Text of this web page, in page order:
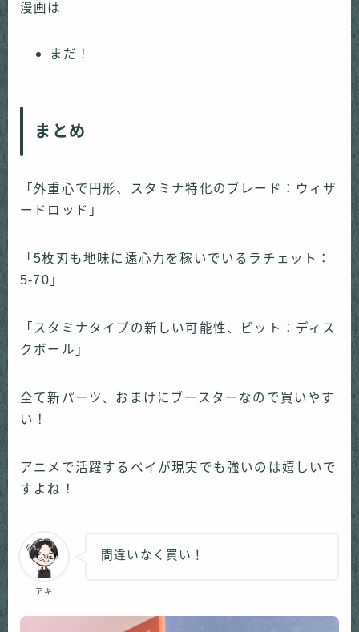
漫画は
まだ！
まとめ
「外重心で円形、スタミナ特化のブレード：ウィザ
ードロッド」
「5枚刃も地味に遠心力を稼いでいるラチェット：
5-70」
「スタミナタイプの新しい可能性、ビット：ディス
クボール」
全て新パーツ、おまけにブースターなので買いやす
い！
アニメで活躍するベイが現実でも強いのは嬉しいで
すよね！
アキ
間違いなく買い！